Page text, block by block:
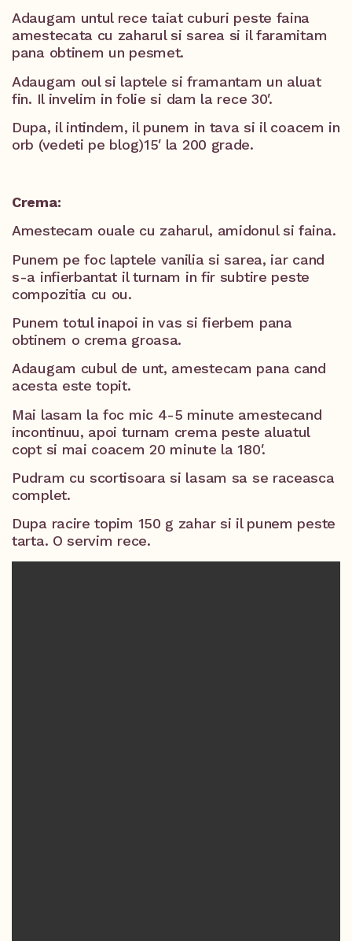
Adaugam untul rece taiat cuburi peste faina
amestecata cu zaharul si sarea si il faramitam
pana obtinem un pesmet.
Adaugam oul si laptele si framantam un aluat
fin. Il invelim in folie si dam la rece 30′.
Dupa, il intindem, il punem in tava si il coacem in
orb (vedeti pe blog)15′ la 200 grade.
Crema:
Amestecam ouale cu zaharul, amidonul si faina.
Punem pe foc laptele vanilia si sarea, iar cand
s-a infierbantat il turnam in fir subtire peste
compozitia cu ou.
Punem totul inapoi in vas si fierbem pana
obtinem o crema groasa.
Adaugam cubul de unt, amestecam pana cand
acesta este topit.
Mai lasam la foc mic 4-5 minute amestecand
incontinuu, apoi turnam crema peste aluatul
copt si mai coacem 20 minute la 180′.
Pudram cu scortisoara si lasam sa se raceasca
complet.
Dupa racire topim 150 g zahar si il punem peste
tarta. O servim rece.